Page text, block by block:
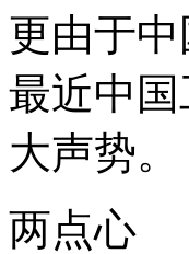
更由于
最近中
大声势。
两点心